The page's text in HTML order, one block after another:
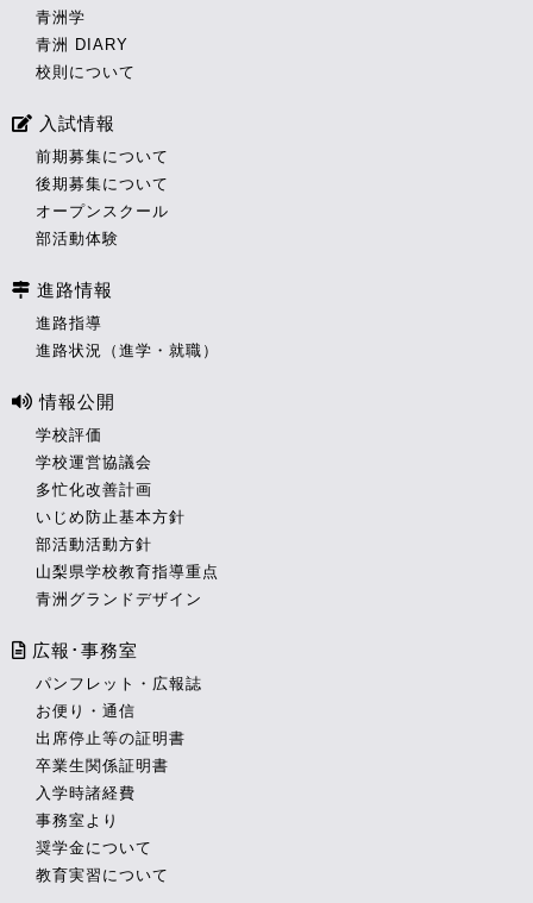
青洲学
青洲 DIARY
校則について
入試情報
前期募集について
後期募集について
オープンスクール
部活動体験
進路情報
進路指導
進路状況（進学・就職）
情報公開
学校評価
学校運営協議会
多忙化改善計画
いじめ防止基本方針
部活動活動方針
山梨県学校教育指導重点
青洲グランドデザイン
広報･事務室
パンフレット・広報誌
お便り・通信
出席停止等の証明書
卒業生関係証明書
入学時諸経費
事務室より
奨学金について
教育実習について